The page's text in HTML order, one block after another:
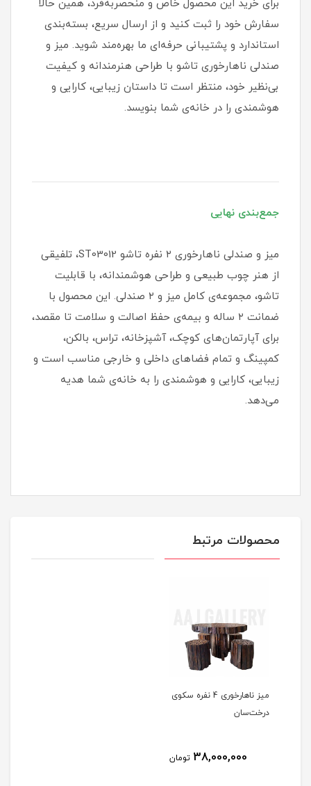
برای خرید این محصول خاص و منحصربه‌فرد، همین حالا
سفارش خود را ثبت کنید و از ارسال سریع، بسته‌بندی
استاندارد و پشتیبانی حرفه‌ای ما بهره‌مند شوید. میز و
صندلی ناهارخوری تاشو با طراحی هنرمندانه و کیفیت
بی‌نظیر خود، منتظر است تا داستان زیبایی، کارایی و
هوشمندی را در خانه‌ی شما بنویسد.
جمع‌بندی نهایی
میز و صندلی ناهارخوری ۲ نفره تاشو ST03012، تلفیقی
از هنر چوب طبیعی و طراحی هوشمندانه، با قابلیت
تاشو، مجموعه‌ی کامل میز و ۲ صندلی. این محصول با
ضمانت ۲ ساله و بیمه‌ی حفظ اصالت و سلامت تا مقصد،
برای آپارتمان‌های کوچک، آشپزخانه، تراس، بالکن،
کمپینگ و تمام فضاهای داخلی و خارجی مناسب است و
زیبایی، کارایی و هوشمندی را به خانه‌ی شما هدیه
می‌دهد.
محصولات مرتبط
میز ناهارخوری 4 نفره سکوی
درخت‌سان
38,000,000 تومان